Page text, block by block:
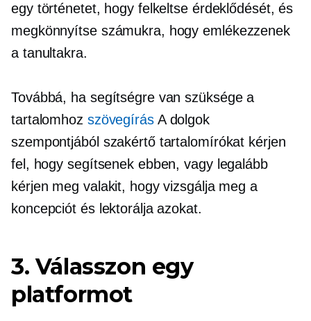
egy történetet, hogy felkeltse érdeklődését, és
megkönnyítse számukra, hogy emlékezzenek
a tanultakra.
Továbbá, ha segítségre van szüksége a
tartalomhoz szövegírásA dolgok
szempontjából szakértő tartalomírókat kérjen
fel, hogy segítsenek ebben, vagy legalább
kérjen meg valakit, hogy vizsgálja meg a
koncepciót és lektorálja azokat.
3. Válasszon egy
platformot